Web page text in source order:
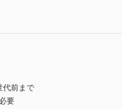
代前まで
要